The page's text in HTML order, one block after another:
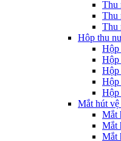
Thu
Thu
Thu
Hôp thu
Hộp
Hộp
Hộp
Hộp
Hộp
Mắt hút vệ
Mắt
Mắt
Mắt